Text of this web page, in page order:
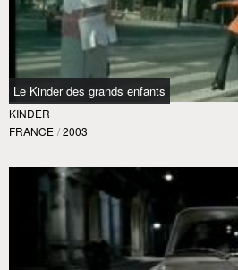
Le Kinder des grands enfants
KINDER
FRANCE / 2003